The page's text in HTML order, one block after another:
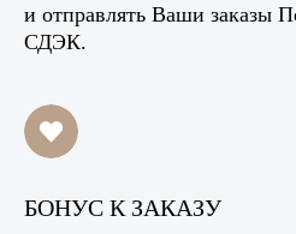
и отправлять Ваши заказы
СДЭК.
БОНУС К ЗАКАЗУ